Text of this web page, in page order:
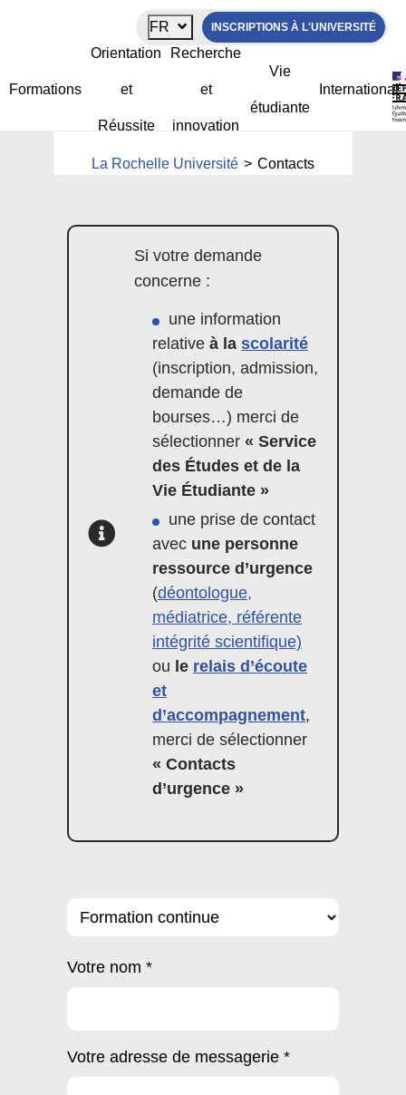
FR INSCRIPTIONS À L'UNIVERSITÉ
Formations
Orientation
et
Réussite
Recherche
et
innovation
Vie
étudiante
International
Contacts
La Rochelle Université > Contacts
Si votre demande
concerne :
une information
relativeà lascolarité
(inscription, admission,
demande de
bourses…) merci de
sélectionner« Service
des Études et de la
Vie Étudiante »
une prise de contact
avec une personne
ressource d’urgence
(déontologue,
médiatrice, référente
intégrité scientifique)
ou le relais d’écoute
et
d’accompagnement,
merci de sélectionner
« Contacts
d’urgence »
Votre nom *
Votre adresse de messagerie *
Panneau de gestion des cookies